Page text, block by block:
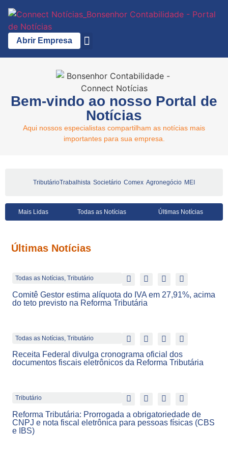
Abrir Empresa
Bem-vindo ao nosso Portal de
Notícias
Aqui nossos especialistas compartilham as notícias mais
importantes para sua empresa.
TributárioTrabalhista Societário Comex Agronegócio MEI
Mais Lidas Todas as Notícias Últimas Notícias
Últimas Notícias
Todas as Notícias, Tributário
Comitê Gestor estima alíquota do IVA em 27,91%, acima
do teto previsto na Reforma Tributária
Todas as Notícias Tributário
Receita Federal divulga cronograma oficial dos
documentos fiscais eletrônicos da Reforma Tributária
Tributário
Reforma Tributária: Prorrogada a obrigatoriedade de
CNPJ e nota fiscal eletrônica para pessoas físicas (CBS
e IBS)